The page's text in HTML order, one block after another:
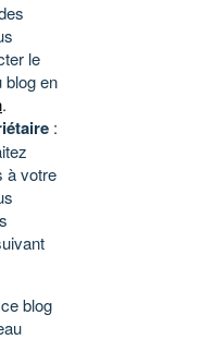
le
blog en
.
:
à votre
blog